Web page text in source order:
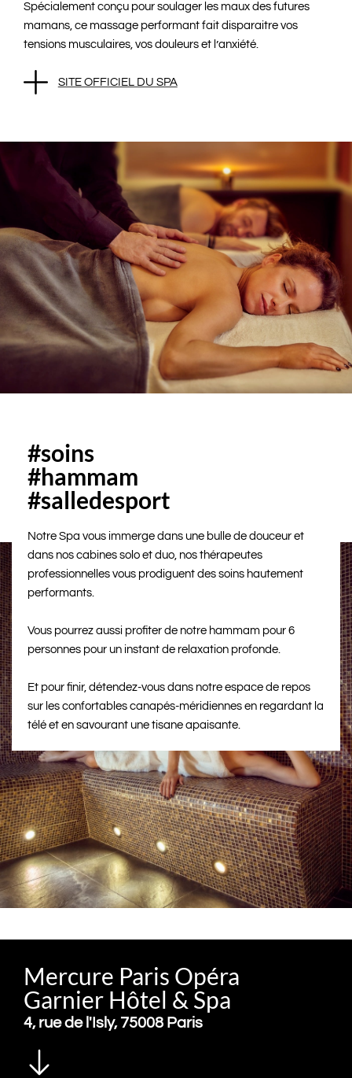
Spécialement conçu pour soulager les maux des futures
mamans, ce massage performant fait disparaitre vos
tensions musculaires, vos douleurs et l’anxiété.
SITE OFFICIEL DU SPA
#soins
#hammam
#salledesport
Notre Spa vous immerge dans une bulle de douceur et
dans nos cabines solo et duo, nos thérapeutes
professionnelles vous prodiguent des soins hautement
performants.
Vous pourrez aussi profiter de notre hammam pour 6
personnes pour un instant de relaxation profonde.
Et pour finir, détendez-vous dans notre espace de repos
sur les confortables canapés-méridiennes en regardant la
télé et en savourant une tisane apaisante.
Mercure Paris Opéra
Garnier Hôtel & Spa
4, rue de l'Isly, 75008 Paris